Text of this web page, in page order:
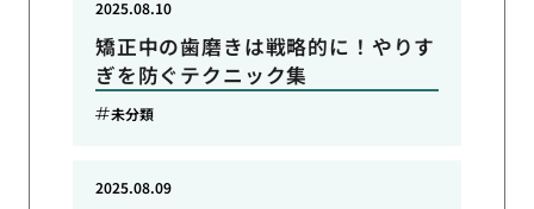
矯正中の歯磨きは戦略的に！やりす
ぎを防ぐテクニック集
2025.08.10
未分類
2025.08.09